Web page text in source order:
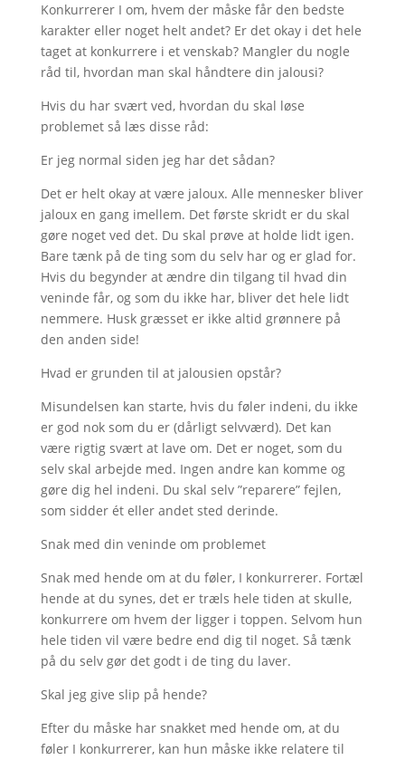
Konkurrerer I om, hvem der måske får den bedste
karakter eller noget helt andet? Er det okay i det hele
taget at konkurrere i et venskab? Mangler du nogle
råd til, hvordan man skal håndtere din jalousi?
Hvis du har svært ved, hvordan du skal løse
problemet så læs disse råd:
Er jeg normal siden jeg har det sådan?
Det er helt okay at være jaloux. Alle mennesker bliver
jaloux en gang imellem. Det første skridt er du skal
gøre noget ved det. Du skal prøve at holde lidt igen.
Bare tænk på de ting som du selv har og er glad for.
Hvis du begynder at ændre din tilgang til hvad din
veninde får, og som du ikke har, bliver det hele lidt
nemmere. Husk græsset er ikke altid grønnere på
den anden side!
Hvad er grunden til at jalousien opstår?
Misundelsen kan starte, hvis du føler indeni, du ikke
er god nok som du er (dårligt selvværd). Det kan
være rigtig svært at lave om. Det er noget, som du
selv skal arbejde med. Ingen andre kan komme og
gøre dig hel indeni. Du skal selv ”reparere” fejlen,
som sidder ét eller andet sted derinde.
Snak med din veninde om problemet
Snak med hende om at du føler, I konkurrerer. Fortæl
hende at du synes, det er træls hele tiden at skulle,
konkurrere om hvem der ligger i toppen. Selvom hun
hele tiden vil være bedre end dig til noget. Så tænk
på du selv gør det godt i de ting du laver.
Skal jeg give slip på hende?
Efter du måske har snakket med hende om, at du
føler I konkurrerer, kan hun måske ikke relatere til